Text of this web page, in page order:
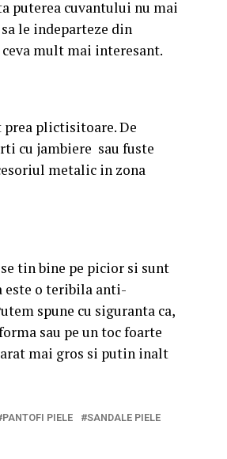
puterea cuvantului nu mai
le indeparteze din
mult mai interesant.
prea plictisitoare. De
cu jambiere sau fuste
metalic in zona
tin bine pe picior si sunt
este o teribila anti-
spune cu siguranta ca,
sau pe un toc foarte
mai gros si putin inalt
PANTOFI PIELE SANDALE PIELE